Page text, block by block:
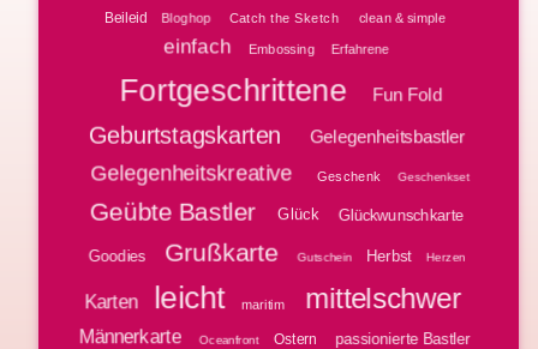
Beileid
Bloghop Catch the Sketch clean & simple
einfach Embossing Erfahrene
Fortgeschrittene Fun Fold
Geburtstagskarten Gelegenheitsbastler
Gelegenheitskreative Geschenk Geschenkset
Geübte Bastler Glück Glückwunschkarte
Goodies Grußkarte Gutschein Herbst Herzen
Karten leicht maritim mittelschwer
Männerkarte Oceanfront Ostern
passionierte Bastler